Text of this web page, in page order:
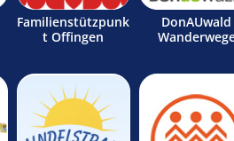
Familienstützpunk
t Offingen
DonAUwald